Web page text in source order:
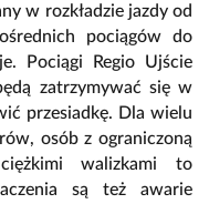
w rozkładzie jazdy od
pociągów do
Pociągi Regio Ujście
zatrzymywać się w
przesiadkę. Dla wielu
osób z ograniczoną
walizkami to
są też awarie